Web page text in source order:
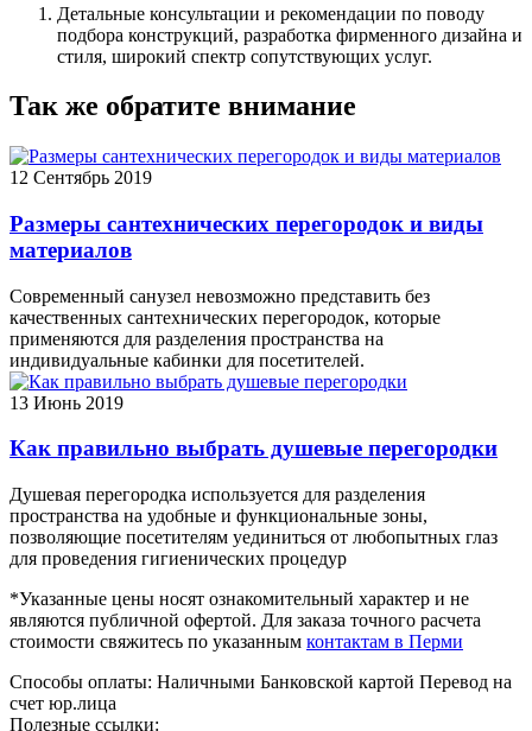
Детальные консультации и рекомендации по поводу
подбора конструкций, разработка фирменного дизайна и
стиля, широкий спектр сопутствующих услуг.
Так же обратите внимание
12 Сентябрь 2019
Размеры сантехнических перегородок и виды
материалов
Современный санузел невозможно представить без
качественных сантехнических перегородок, которые
применяются для разделения пространства на
индивидуальные кабинки для посетителей.
13 Июнь 2019
Как правильно выбрать душевые перегородки
Душевая перегородка используется для разделения
пространства на удобные и функциональные зоны,
позволяющие посетителям уединиться от любопытных глаз
для проведения гигиенических процедур
*Указанные цены носят ознакомительный характер и не
являются публичной офертой. Для заказа точного расчета
стоимости свяжитесь по указанным контактам в Перми
Способы оплаты: Наличными Банковской картой Перевод на
счет юр.лица
Полезные ссылки: